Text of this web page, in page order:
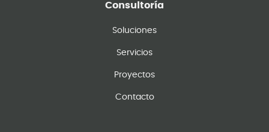
Consultoría
Soluciones
Servicios
Proyectos
Contacto